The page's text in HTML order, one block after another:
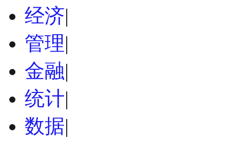
经济|
管理|
金融|
统计|
数据|